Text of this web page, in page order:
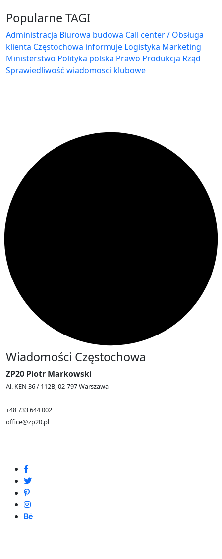
Popularne TAGI
Administracja Biurowa budowa Call center / Obsługa
klienta Częstochowa informuje Logistyka Marketing
Ministerstwo Polityka polska Prawo Produkcja Rząd
Sprawiedliwość wiadomosci klubowe
Wiadomości Częstochowa
ZP20 Piotr Markowski
Al. KEN 36 / 112B, 02-797 Warszawa
+48 733 644 002
office@zp20.pl